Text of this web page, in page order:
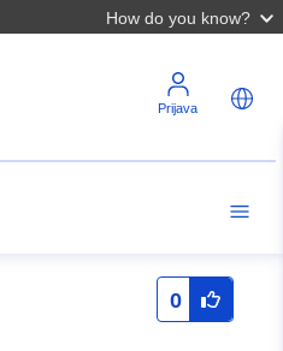
How do you know?
Prijava
0